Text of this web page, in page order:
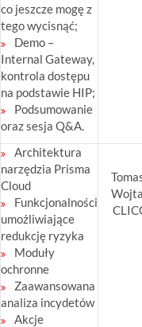
co jeszcze mogę z
tego wycisnąć;
Demo –
Internal Gateway,
kontrola dostępu
na podstawie HIP;
Podsumowanie
oraz sesja Q&A.
Architektura
narzędzia Prisma
Cloud
Funkcjonalności
umożliwiające
redukcję ryzyka
Moduły
ochronne
Zaawansowana
analiza incydetów
Akcje